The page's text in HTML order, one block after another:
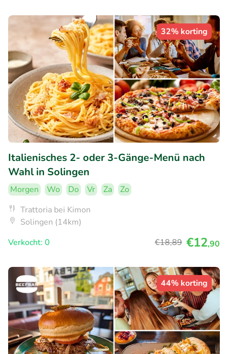
32% korting
Italienisches 2- oder 3-Gänge-Menü nach
Wahl in Solingen
Morgen Wo Do Vr Za
Zo
Trattoria bei Kimon
Solingen (14km)
Verkocht: 0
€18,89 €12,90
44% korting